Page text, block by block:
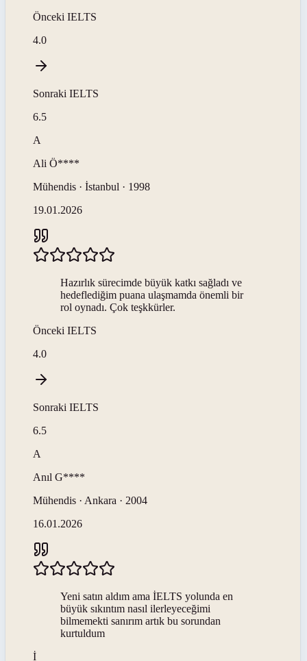
Önceki IELTS
4.0
Sonraki IELTS
6.5
A
Ali Ö****
Mühendis · İstanbul · 1998
19.01.2026
Hazırlık sürecimde büyük katkı sağladı ve
hedeflediğim puana ulaşmamda önemli bir
rol oynadı. Çok teşkkürler.
Önceki IELTS
4.0
Sonraki IELTS
6.5
A
Anıl G****
Mühendis · Ankara · 2004
16.01.2026
Yeni satın aldım ama İELTS yolunda en
büyük sıkıntım nasıl ilerleyeceğimi
bilmemekti sanırım artık bu sorundan
kurtuldum
İ